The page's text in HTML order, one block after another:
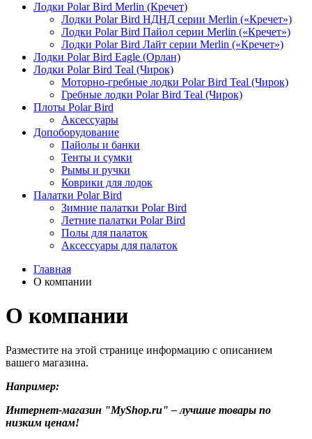
Лодки Polar Bird Merlin (Кречет)
Лодки Polar Bird НДНД серии Merlin («Кречет»)
Лодки Polar Bird Пайол серии Merlin («Кречет»)
Лодки Polar Bird Лайт серии Merlin («Кречет»)
Лодки Polar Bird Eagle (Орлан)
Лодки Polar Bird Teal (Чирок)
Моторно-гребные лодки Polar Bird Teal (Чирок)
Гребные лодки Polar Bird Teal (Чирок)
Плоты Polar Bird
Аксессуары
Допоборудование
Пайолы и банки
Тенты и сумки
Рымы и ручки
Коврики для лодок
Палатки Polar Bird
Зимние палатки Polar Bird
Летние палатки Polar Bird
Полы для палаток
Аксессуары для палаток
Главная
О компании
О компании
Разместите на этой странице информацию с описанием
вашего магазина.
Например:
Интернет-магазин "MyShop.ru" – лучшие товары по
низким ценам!